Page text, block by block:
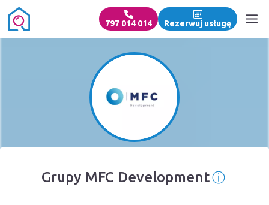
797 014 014 Rezerwuj usługę
Grupy MFC Developmentⓘ